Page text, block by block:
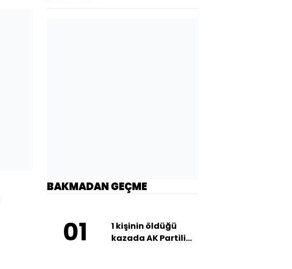
BAKMADAN GEÇME
01
1 kişinin öldüğü
kazada AK Partili